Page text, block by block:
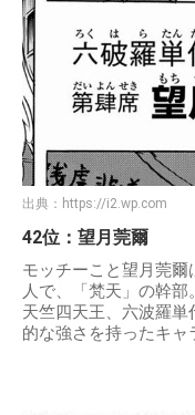
出典： https://i2.wp.com
42位：望月莞爾
モッチーこと望月莞爾
人で、「梵天」の幹部
天竺四天王、六波羅
的な強さを持ったキャ